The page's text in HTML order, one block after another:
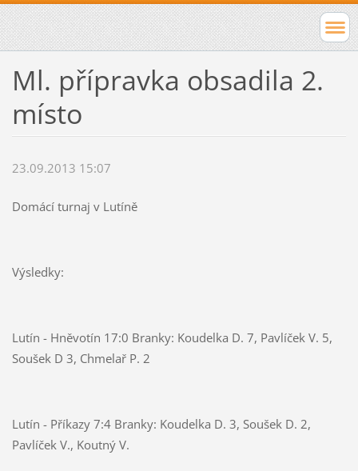
Ml. přípravka obsadila 2.
místo
23.09.2013 15:07
Domácí turnaj v Lutíně
Výsledky:
Lutín - Hněvotín 17:0 Branky: Koudelka D. 7, Pavlíček V. 5,
Soušek D 3, Chmelař P. 2
Lutín - Příkazy 7:4 Branky: Koudelka D. 3, Soušek D. 2,
Pavlíček V., Koutný V.